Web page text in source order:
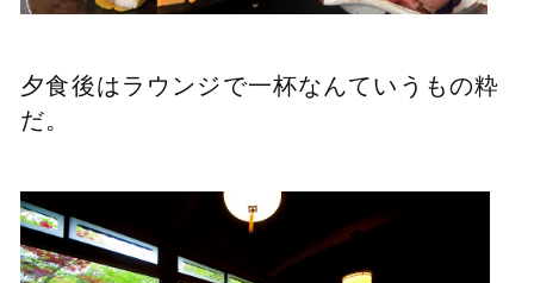
夕食後はラウンジで一杯なんていうもの粋
だ。